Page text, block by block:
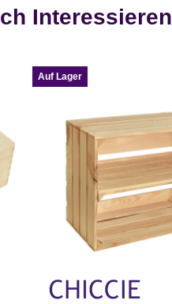
Interessieren
Auf Lager